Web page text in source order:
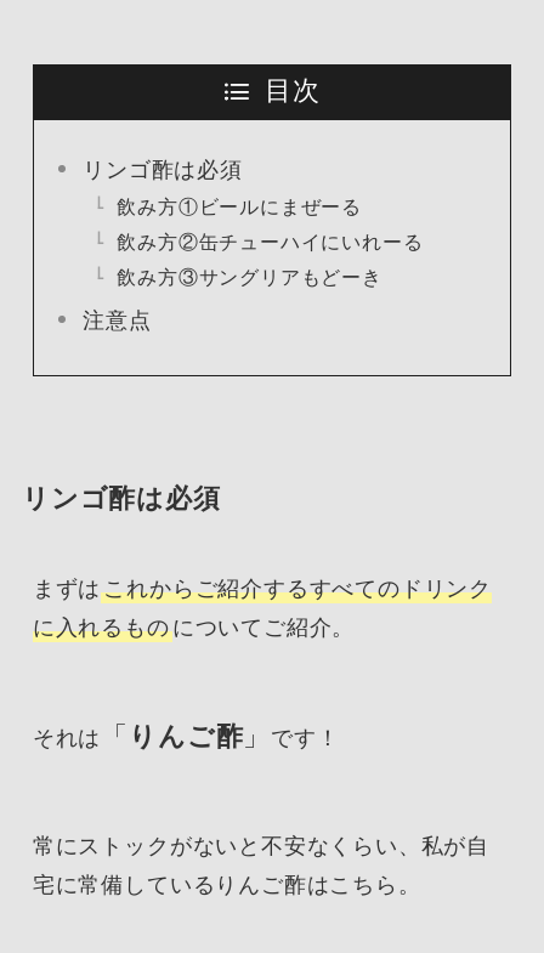
目次
リンゴ酢は必須
飲み方①ビールにまぜーる
飲み方②缶チューハイにいれーる
飲み方③サングリアもどーき
注意点
リンゴ酢は必須
まずはこれからご紹介するすべてのドリンク
に入れるものについてご紹介。
それは 「 りんご酢」 です！
常にストックがないと不安なくらい、私が自
宅に常備しているりんご酢はこちら。